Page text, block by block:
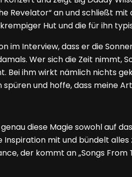
Revelator“ an und schließt
Hut und die für ihn
im Interview, dass er die
Wer sich die Zeit nimmt,
Bei ihm wirkt nämlich nichts
und hoffe, dass meine
diese Magie sowohl auf
mit und bündelt
der kommt an „Songs From